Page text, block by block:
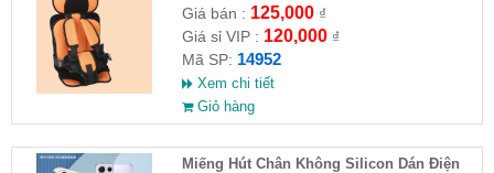
56x24x36
Giá bán : 125,000₫
Giá sỉ VIP : 120,000₫
Mã SP: 14952
Xem chi tiết
Giỏ hàng
Miếng Hút Chân Không Silicon Dán Điện